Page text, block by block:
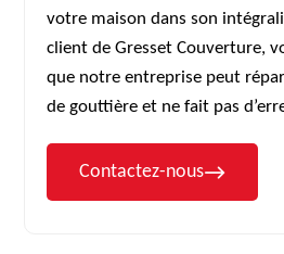
votre maison dans son
client de Gresset Couverture,
que notre entreprise peut
de gouttière et ne fait pas
Contactez-nous